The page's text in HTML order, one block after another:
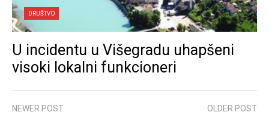
DRUŠTVO
U incidentu u Višegradu uhapšeni
visoki lokalni funkcioneri
NEWER POST OLDER POST